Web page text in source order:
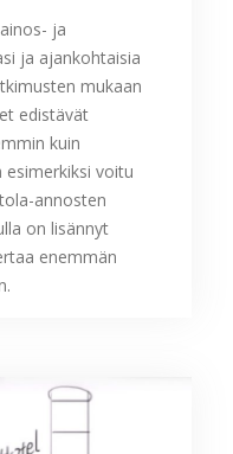
ja
ja ajankohtaisia
mukaan
edistävät
kuin
voitu
annosten
on lisännyt
enemmän